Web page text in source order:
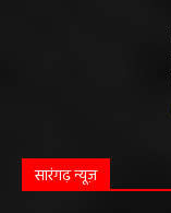
सारंगढ़ न्यूज़